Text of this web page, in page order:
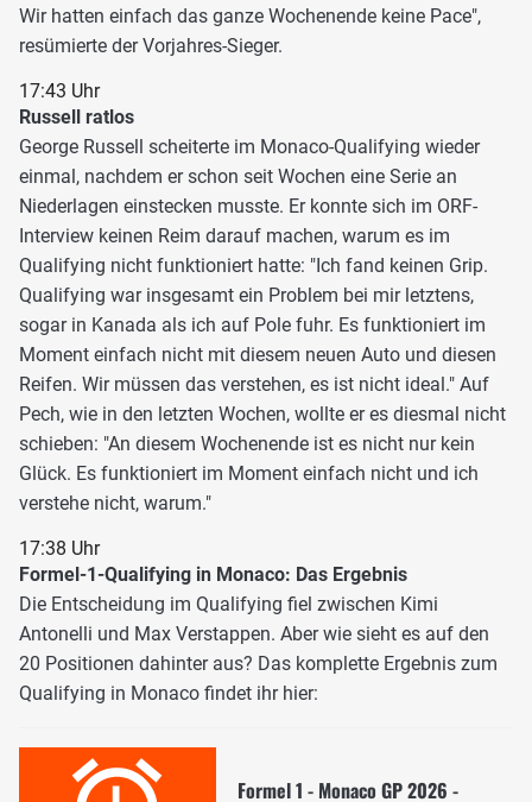
Wir hatten einfach das ganze Wochenende keine Pace",
resümierte der Vorjahres-Sieger.
17:43 Uhr
Russell ratlos
George Russell scheiterte im Monaco-Qualifying wieder
einmal, nachdem er schon seit Wochen eine Serie an
Niederlagen einstecken musste. Er konnte sich im ORF-
Interview keinen Reim darauf machen, warum es im
Qualifying nicht funktioniert hatte: "Ich fand keinen Grip.
Qualifying war insgesamt ein Problem bei mir letztens,
sogar in Kanada als ich auf Pole fuhr. Es funktioniert im
Moment einfach nicht mit diesem neuen Auto und diesen
Reifen. Wir müssen das verstehen, es ist nicht ideal." Auf
Pech, wie in den letzten Wochen, wollte er es diesmal nicht
schieben: "An diesem Wochenende ist es nicht nur kein
Glück. Es funktioniert im Moment einfach nicht und ich
verstehe nicht, warum."
17:38 Uhr
Formel-1-Qualifying in Monaco: Das Ergebnis
Die Entscheidung im Qualifying fiel zwischen Kimi
Antonelli und Max Verstappen. Aber wie sieht es auf den
20 Positionen dahinter aus? Das komplette Ergebnis zum
Qualifying in Monaco findet ihr hier:
Formel 1 - Monaco GP 2026 -